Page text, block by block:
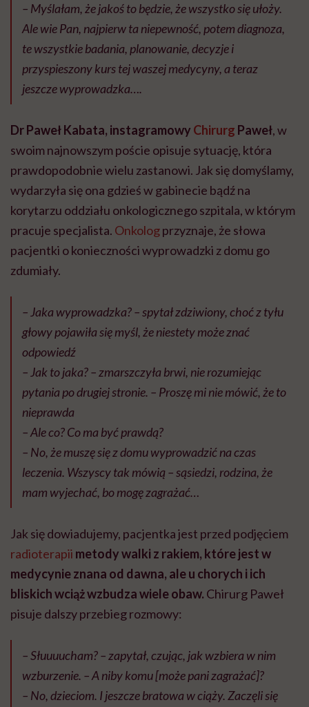
– Myślałam, że jakoś to będzie, że wszystko się ułoży.
Ale wie Pan, najpierw ta niepewność, potem diagnoza,
te wszystkie badania, planowanie, decyzje i
przyspieszony kurs tej waszej medycyny, a teraz
jeszcze wyprowadzka….
Dr Paweł Kabata, instagramowy Chirurg Paweł, w
swoim najnowszym poście opisuje sytuację, która
prawdopodobnie wielu zastanowi. Jak się domyślamy,
wydarzyła się ona gdzieś w gabinecie bądź na
korytarzu oddziału onkologicznego szpitala, w którym
pracuje specjalista. Onkologprzyznaje, że słowa
pacjentki o konieczności wyprowadzki z domu go
zdumiały.
– Jaka wyprowadzka? – spytał zdziwiony, choć z tyłu
głowy pojawiła się myśl, że niestety może znać
odpowiedź
– Jak to jaka? – zmarszczyła brwi, nie rozumiejąc
pytania po drugiej stronie. – Proszę mi nie mówić, że to
nieprawda
– Ale co? Co ma być prawdą?
– No, że muszę się z domu wyprowadzić na czas
leczenia. Wszyscy tak mówią – sąsiedzi, rodzina, że
mam wyjechać, bo mogę zagrażać…
Jak się dowiadujemy, pacjentka jest przed podjęciem
radioterapii metody walki z rakiem, które jest w
medycynie znana od dawna, ale u chorych i ich
bliskich wciąż wzbudza wiele obaw. Chirurg Paweł
pisuje dalszy przebieg rozmowy:
– Słuuuucham? – zapytał, czując, jak wzbiera w nim
wzburzenie. – A niby komu [może pani zagrażać]?
– No, dzieciom. I jeszcze bratowa w ciąży. Zaczęli się